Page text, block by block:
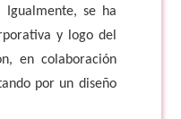
Igualmente, se ha
y logo del
en colaboración
por un diseño